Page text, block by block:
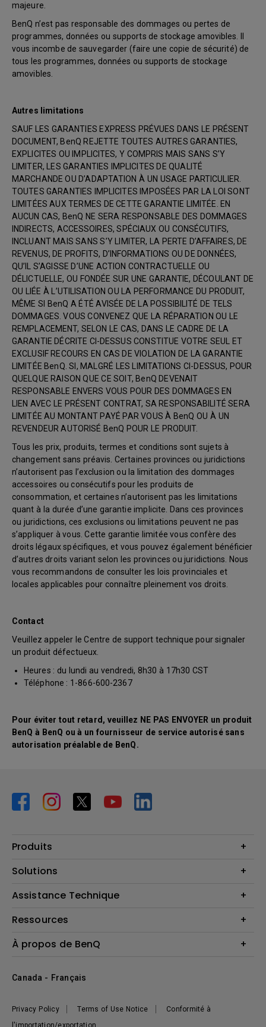
majeure.
BenQ n’est pas responsable des dommages ou pertes de
programmes, données ou supports de stockage amovibles. Il
vous incombe de sauvegarder (faire une copie de sécurité) de
tous les programmes, données ou supports de stockage
amovibles.
Autres limitations
SAUF LES GARANTIES EXPRESS PRÉVUES DANS LE PRÉSENT
DOCUMENT, BenQ REJETTE TOUTES AUTRES GARANTIES,
EXPLICITES OU IMPLICITES, Y COMPRIS MAIS SANS S’Y
LIMITER, LES GARANTIES IMPLICITES DE QUALITÉ
MARCHANDE OU D’ADAPTATION À UN USAGE PARTICULIER.
TOUTES GARANTIES IMPLICITES IMPOSÉES PAR LA LOI SONT
LIMITÉES AUX TERMES DE CETTE GARANTIE LIMITÉE. EN
AUCUN CAS, BenQ NE SERA RESPONSABLE DES DOMMAGES
INDIRECTS, ACCESSOIRES, SPÉCIAUX OU CONSÉCUTIFS,
INCLUANT MAIS SANS S’Y LIMITER, LA PERTE D’AFFAIRES, DE
REVENUS, DE PROFITS, D’INFORMATIONS OU DE DONNÉES,
QU’IL S’AGISSE D’UNE ACTION CONTRACTUELLE OU
DÉLICTUELLE, OU FONDÉE SUR UNE GARANTIE, DÉCOULANT DE
OU LIÉE À L’UTILISATION OU LA PERFORMANCE DU PRODUIT,
MÊME SI BenQ A ÉTÉ AVISÉE DE LA POSSIBILITÉ DE TELS
DOMMAGES. VOUS CONVENEZ QUE LA RÉPARATION OU LE
REMPLACEMENT, SELON LE CAS, DANS LE CADRE DE LA
GARANTIE DÉCRITE CI-DESSUS CONSTITUE VOTRE SEUL ET
EXCLUSIF RECOURS EN CAS DE VIOLATION DE LA GARANTIE
LIMITÉE BenQ. SI, MALGRÉ LES LIMITATIONS CI-DESSUS, POUR
QUELQUE RAISON QUE CE SOIT, BenQ DEVENAIT
RESPONSABLE ENVERS VOUS POUR DES DOMMAGES EN
LIEN AVEC LE PRÉSENT CONTRAT, SA RESPONSABILITÉ SERA
LIMITÉE AU MONTANT PAYÉ PAR VOUS À BenQ OU À UN
REVENDEUR AUTORISÉ BenQ POUR LE PRODUIT.
Tous les prix, produits, termes et conditions sont sujets à
changement sans préavis. Certaines provinces ou juridictions
n’autorisent pas l’exclusion ou la limitation des dommages
accessoires ou consécutifs pour les produits de
consommation, et certaines n’autorisent pas les limitations
quant à la durée d’une garantie implicite. Dans ces provinces
ou juridictions, ces exclusions ou limitations peuvent ne pas
s’appliquer à vous. Cette garantie limitée vous confère des
droits légaux spécifiques, et vous pouvez également bénéficier
d’autres droits variant selon les provinces ou juridictions. Nous
vous recommandons de consulter les lois provinciales et
locales applicables pour connaître pleinement vos droits.
Contact
Veuillez appeler le Centre de support technique pour signaler
un produit défectueux.
Heures : du lundi au vendredi, 8h30 à 17h30 CST
Téléphone : 1-866-600-2367
Pour éviter tout retard, veuillez NE PAS ENVOYER un produit
BenQ à BenQ ou à un fournisseur de service autorisé sans
autorisation préalable de BenQ.
Produits
Vidéoprojecteurs
Éclairage
Haut-parleur
Solutions
Business Display
Assistance Technique
Contactez-nous
Recycling
Ressources
Centre de connaissances
À propos de BenQ
Développement durable
Privacy Policy
Terms of Use Notice
Conformité à
l'importation/exportation
Canada - Français